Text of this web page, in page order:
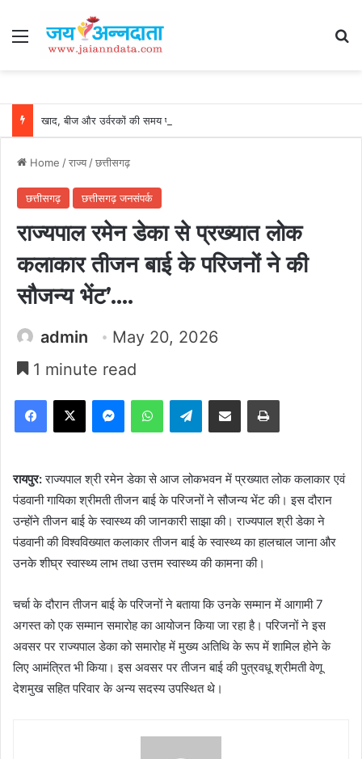
Menu
Home /राज्य/छत्तीसगढ़
छत्तीसगढ़ छत्तीसगढ़ जनसंपर्क
राज्यपाल रमेन डेका से प्रख्यात लोक
कलाकार तीजन बाई के परिजनों ने की
सौजन्य भेंट’….
admin
May 20, 2026
1 minute read
Facebook
X MessengerWhatsAppTelegramShare via Email Print
रायपुर:राज्यपाल श्री रमेन डेका से आज लोकभवन में प्रख्यात लोक कलाकार एवं
पंडवानी गायिका श्रीमती तीजन बाई के परिजनों ने सौजन्य भेंट की। इस दौरान
उन्होंने तीजन बाई के स्वास्थ्य की जानकारी साझा की। राज्यपाल श्री डेका ने
पंडवानी की विश्वविख्यात कलाकार तीजन बाई के स्वास्थ्य का हालचाल जाना और
उनके शीघ्र स्वास्थ्य लाभ तथा उत्तम स्वास्थ्य की कामना की।
चर्चा के दौरान तीजन बाई के परिजनों ने बताया कि उनके सम्मान में आगामी 7
अगस्त को एक सम्मान समारोह का आयोजन किया जा रहा है। परिजनों ने इस
अवसर पर राज्यपाल डेका को समारोह में मुख्य अतिथि के रूप में शामिल होने के
लिए आमंत्रित भी किया। इस अवसर पर तीजन बाई की पुत्रवधू श्रीमती वेणू
देशमुख सहित परिवार के अन्य सदस्य उपस्थित थे।